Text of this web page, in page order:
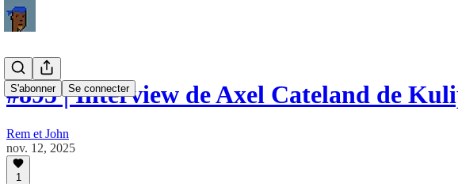
S'abonner Se connecter
#895 | Interview de Axel Cateland de
Rem et John
nov. 12, 2025
1